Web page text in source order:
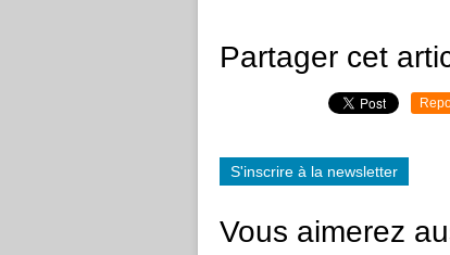
Partager cet
S'inscrire à la newsletter
Vous aimerez